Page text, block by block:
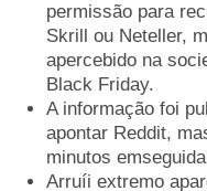
permissão para
Skrill ou Neteller,
apercebido na
Black Friday.
A informação foi
apontar Reddit,
minutos
Arruíi extremo